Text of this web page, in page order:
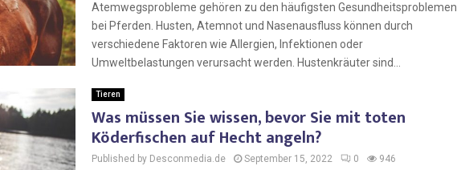
Atemwegsprobleme gehören zu den häufigsten Gesundheitsproblemen
bei Pferden. Husten, Atemnot und Nasenausfluss können durch
verschiedene Faktoren wie Allergien, Infektionen oder
Umweltbelastungen verursacht werden. Hustenkräuter sind...
Tieren
Was müssen Sie wissen, bevor Sie mit toten
Köderfischen auf Hecht angeln?
Published by Desconmedia.de September 15, 2022 0 946